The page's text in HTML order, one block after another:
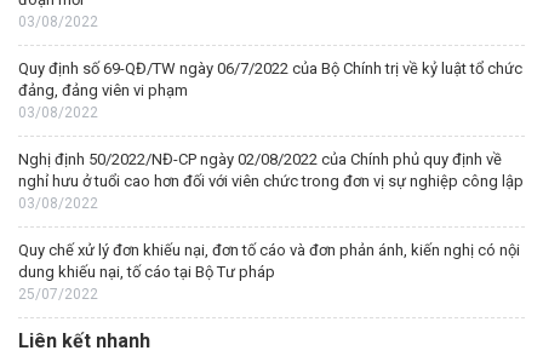
03/08/2022
Quy định số 69-QĐ/TW ngày 06/7/2022 của Bộ Chính trị về kỷ luật tổ chức
đảng, đảng viên vi phạm
03/08/2022
Nghị định 50/2022/NĐ-CP ngày 02/08/2022 của Chính phủ quy định về
nghỉ hưu ở tuổi cao hơn đối với viên chức trong đơn vị sự nghiệp công lập
03/08/2022
Quy chế xử lý đơn khiếu nại, đơn tố cáo và đơn phản ánh, kiến nghị có nội
dung khiếu nại, tố cáo tại Bộ Tư pháp
25/07/2022
Liên kết nhanh